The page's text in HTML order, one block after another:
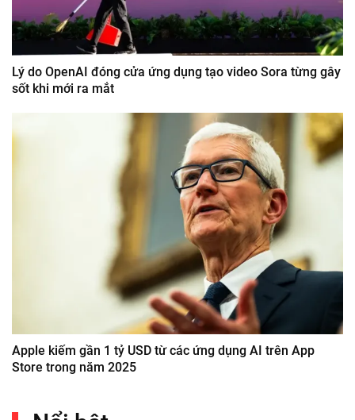
Lý do OpenAI đóng cửa ứng dụng tạo video Sora từng gây
sốt khi mới ra mắt
Apple kiếm gần 1 tỷ USD từ các ứng dụng AI trên App
Store trong năm 2025